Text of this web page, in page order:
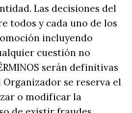
Las decisiones del
todos y cada uno de los
incluyendo
cuestión no
serán definitivas
se reserva el
o modificar la